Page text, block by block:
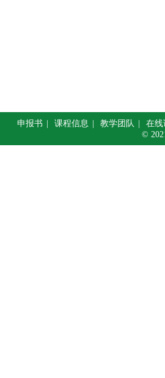
申报书 课程信息 教学团队
在
©